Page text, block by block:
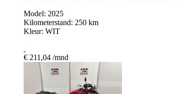
Model: 2025
Kilometerstand: 250 km
Kleur: WIT
€ 211,04 /mnd